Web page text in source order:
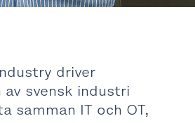
driver
svensk industri
samman IT och OT,